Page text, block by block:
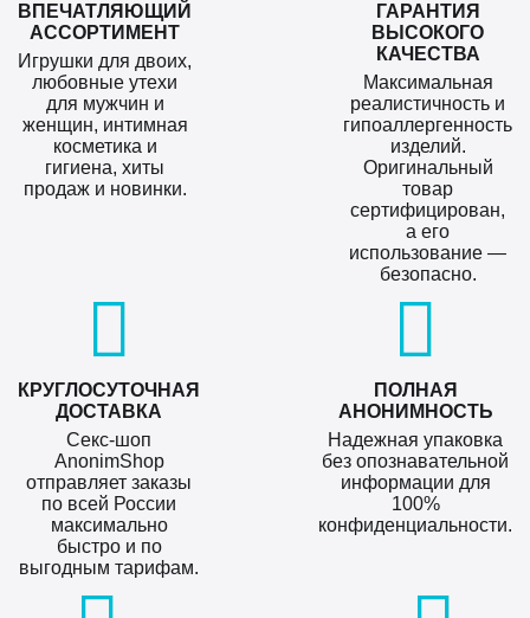
ВПЕЧАТЛЯЮЩИЙ
АССОРТИМЕНТ
Игрушки для двоих,
любовные утехи
для мужчин и
женщин, интимная
косметика и
гигиена, хиты
продаж и новинки.
ГАРАНТИЯ
ВЫСОКОГО
КАЧЕСТВА
Максимальная
реалистичность и
гипоаллергенность
изделий.
Оригинальный
товар
сертифицирован,
а его
использование —
безопасно.
КРУГЛОСУТОЧНАЯ
ДОСТАВКА
Секс-шоп
AnonimShop
отправляет заказы
по всей России
максимально
быстро и по
выгодным тарифам.
ПОЛНАЯ
АНОНИМНОСТЬ
Надежная упаковка
без опознавательной
информации для
100%
конфиденциальности.